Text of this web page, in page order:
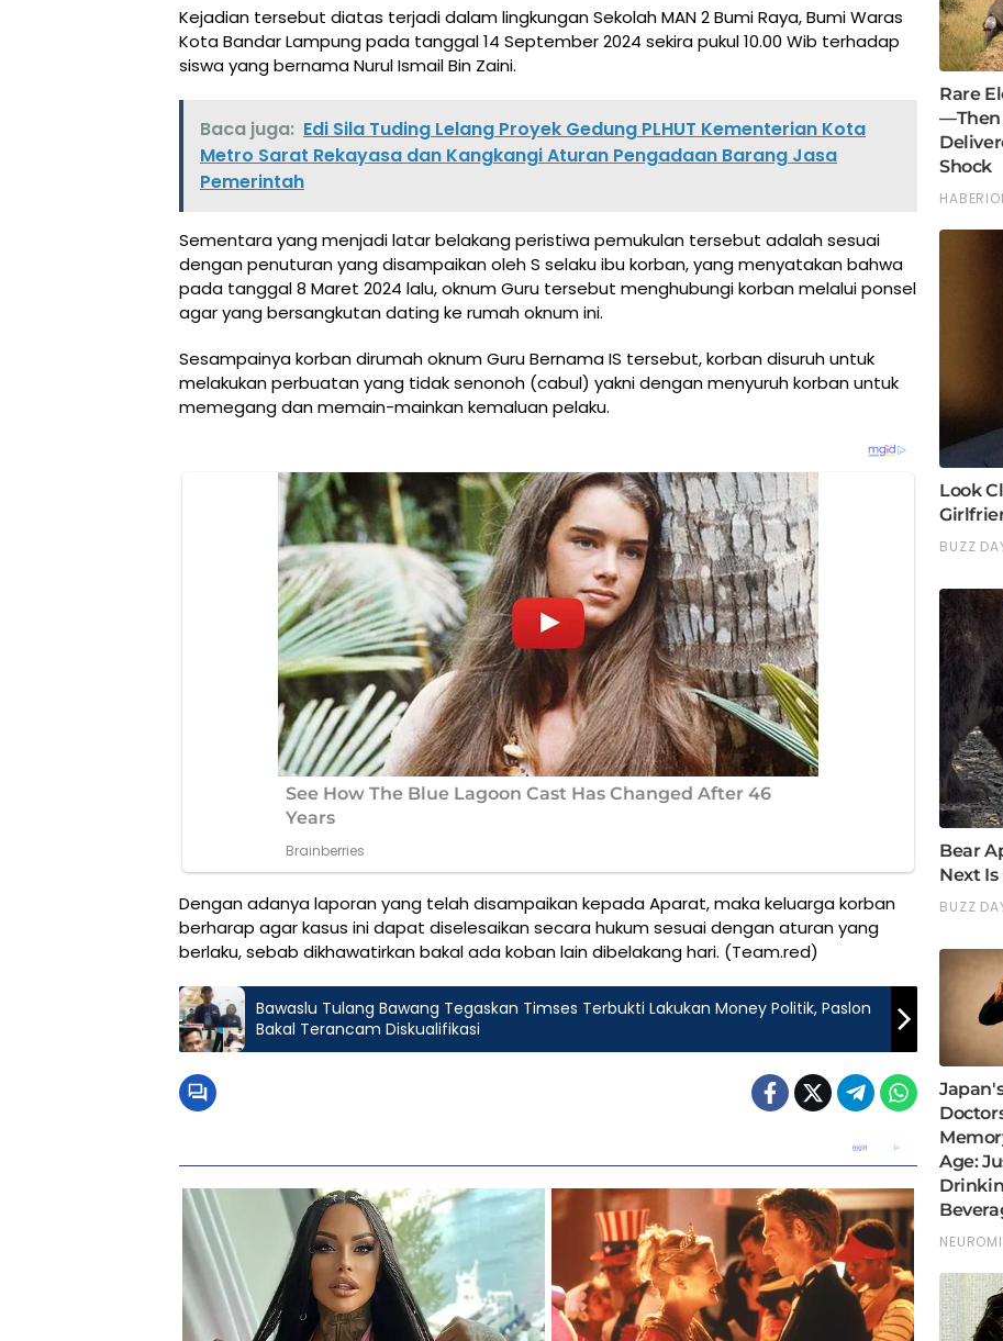
Kejadian tersebut diatas terjadi dalam lingkungan Sekolah MAN 2 Bumi Raya, Bumi Waras
Kota Bandar Lampung pada tanggal 14 September 2024 sekira pukul 10.00 Wib terhadap
siswa yang bernama Nurul Ismail Bin Zaini.
Baca juga: Edi Sila Tuding Lelang Proyek Gedung PLHUT Kementerian Kota
Metro Sarat Rekayasa dan Kangkangi Aturan Pengadaan Barang Jasa
Pemerintah
Sementara yang menjadi latar belakang peristiwa pemukulan tersebut adalah sesuai
dengan penuturan yang disampaikan oleh S selaku ibu korban, yang menyatakan bahwa
pada tanggal 8 Maret 2024 lalu, oknum Guru tersebut menghubungi korban melalui ponsel
agar yang bersangkutan dating ke rumah oknum ini.
Sesampainya korban dirumah oknum Guru Bernama IS tersebut, korban disuruh untuk
melakukan perbuatan yang tidak senonoh (cabul) yakni dengan menyuruh korban untuk
memegang dan memain-mainkan kemaluan pelaku.
Dengan adanya laporan yang telah disampaikan kepada Aparat, maka keluarga korban
berharap agar kasus ini dapat diselesaikan secara hukum sesuai dengan aturan yang
berlaku, sebab dikhawatirkan bakal ada koban lain dibelakang hari. (Team.red)
Bawaslu Tulang Bawang Tegaskan Timses Terbukti Lakukan Money Politik, Paslon
Bakal Terancam Diskualifikasi